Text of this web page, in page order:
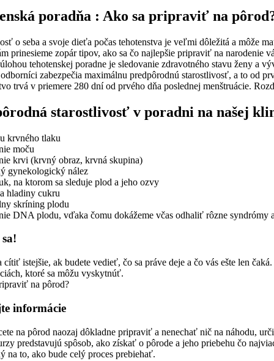
poradňa : Ako sa pripraviť na
o seba a svoje dieťa počas tehotenstva je veľmi dôležitá a môže
prinesieme zopár tipov, ako sa čo najlepšie pripraviť na narodenie
tehotenskej poradne je sledovanie zdravotného stavu ženy
zabezpečia maximálnu predpôrodnú starostlivosť, a to od
trvá v priemere 280 dní od prvého dňa poslednej menštruácie.
starostlivosť v poradni na našej
krvného tlaku
moču
krvi (krvný obraz, krvná skupina)
gynekologický nález
na ktorom sa sleduje plod a jeho ozvy
hladiny cukru
skríning plodu
DNA plodu, vďaka čomu dokážeme včas odhaliť rôzne syndrómy
cítiť istejšie, ak budete vedieť, čo sa práve deje a čo vás ešte len
ktoré sa môžu vyskytnúť.
na pôrod?
informácie
na pôrod naozaj dôkladne pripraviť a nenechať nič na náhodu,
predstavujú spôsob, ako získať o pôrode a jeho priebehu čo
na to, ako bude celý proces prebiehať.